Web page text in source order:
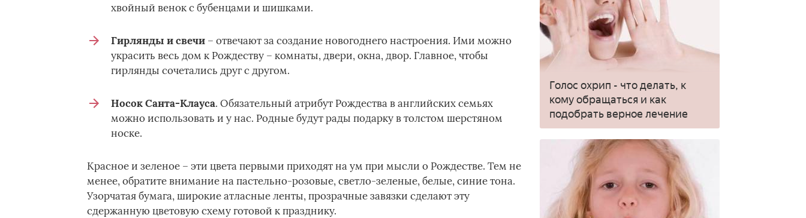
хвойный венок с бубенцами и шишками.
Гирлянды и свечи– отвечают за создание новогоднего настроения. Ими можно
украсить весь дом к Рождеству – комнаты, двери, окна, двор. Главное, чтобы
гирлянды сочетались друг с другом.
Носок Санта-Клауса. Обязательный атрибут Рождества в английских семьях
можно использовать и у нас. Родные будут рады подарку в толстом шерстяном
носке.
Красное и зеленое – эти цвета первыми приходят на ум при мысли о Рождестве. Тем не
менее, обратите внимание на пастельно-розовые, светло-зеленые, белые, синие тона.
Узорчатая бумага, широкие атласные ленты, прозрачные завязки сделают эту
сдержанную цветовую схему готовой к празднику.
Голос охрип - что делать, к
кому обращаться и как
подобрать верное лечение